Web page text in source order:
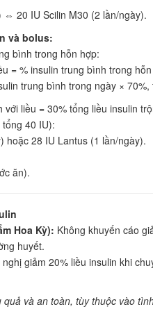
20 IU Scilin M30 (2 lần/ngày).
và bolus:
bình trong hỗn hợp:
= % insulin trung bình trong
trung bình trong ngày × 70%,
liều = 30% tổng liều insulin
40 IU):
hoặc 28 IU Lantus (1 lần/ngày).
ăn).
Hoa Kỳ): Không khuyến cáo
huyết.
giảm 20% liều insulin khi
và an toàn, tùy thuộc vào